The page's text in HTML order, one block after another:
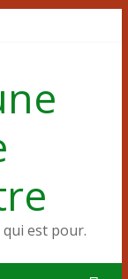
est pour.